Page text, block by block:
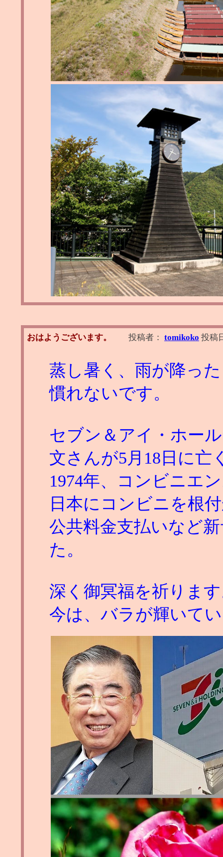
おはようございます。 投稿者： tomikoko 投稿
蒸し暑く、雨が降っ
慣れないです。
セブン＆アイ・ホー
文さんが5月18日に
1974年、コンビニエ
日本にコンビニを根
公共料金支払いなど
た。
深く御冥福を祈りま
今は、バラが輝いて